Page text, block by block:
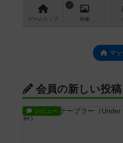
ゲーム トップ
1
画像
マ
会員の新しい投稿
レビュー